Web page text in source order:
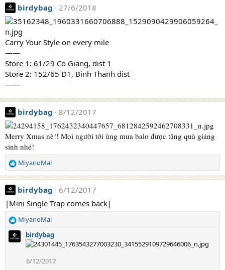
birdybag 27/6/2018
Carry Your Style on every mile
——
Store 1: 61/29 Co Giang, dist 1
Store 2: 152/65 D1, Binh Thanh dist
——
birdybag 8/12/2017
Merry Xmas nè!! Mọi người tới ủng mua balo được tặng quà giáng
sinh nhé!
R
e
a
c
t
i
o
n
s
MiyanoMai
birdybag
6/12/2017
|Mini Single Trap comes back|
R
e
a
MiyanoMai
birdybag
6/12/2017